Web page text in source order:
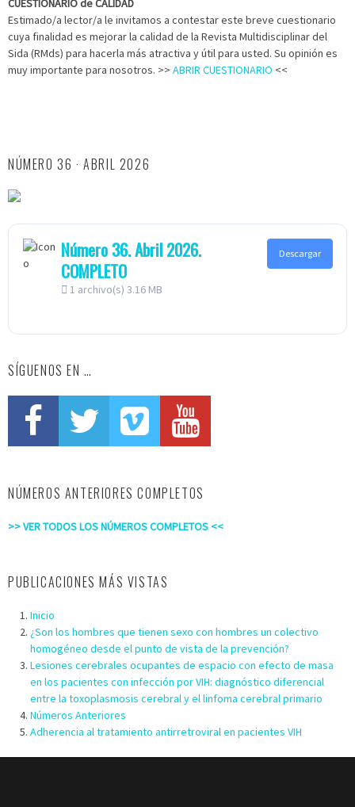
CUESTIONARIO de CALIDAD
Estimado/a lector/a le invitamos a contestar este breve cuestionario
cuya finalidad es mejorar la calidad de la Revista Multidisciplinar del
Sida (RMds) para hacerla más atractiva y útil para usted. Su opinión es
muy importante para nosotros. >> ABRIR CUESTIONARIO <<
NÚMERO 36 · ABRIL 2026
Número 36. Abril 2026.
COMPLETO
1 archivo(s) 3.16 MB
Descargar
SÍGUENOS EN …
NÚMEROS ANTERIORES COMPLETOS
>> VER TODOS LOS NÚMEROS COMPLETOS <<
PUBLICACIONES MÁS VISTAS
Inicio
¿Son los hombres que tienen sexo con hombres un colectivo
homogéneo desde el punto de vista de la prevención?
Lesiones cerebrales ocupantes de espacio con efecto de masa
en los pacientes con infección por VIH: diagnóstico diferencial
entre la toxoplasmosis cerebral y el linfoma cerebral primario
Números Anteriores
Adherencia al tratamiento antirretroviral en pacientes VIH